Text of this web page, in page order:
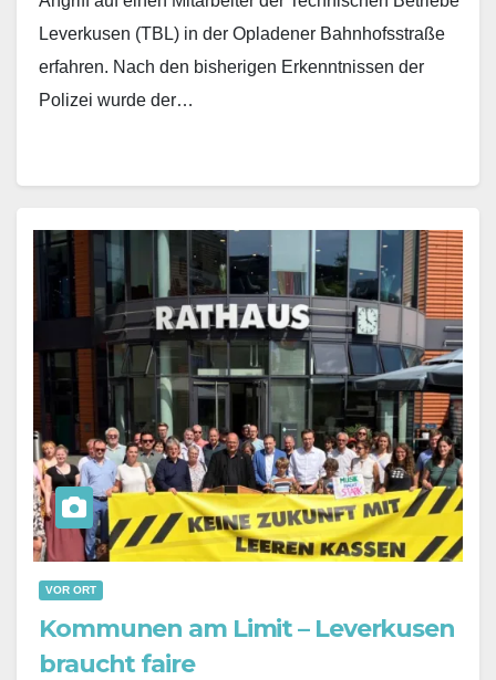
Leverkusen (TBL) in der Opladener Bahnhofsstraße
erfahren. Nach den bisherigen Erkenntnissen der
Polizei wurde der…
VOR ORT
Kommunen am Limit – Leverkusen
braucht faire